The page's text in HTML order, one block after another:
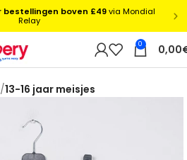
0 0,00
13-16 jaar meisjes